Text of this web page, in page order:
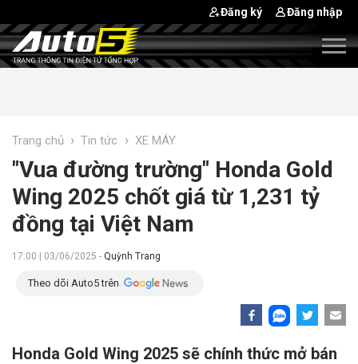
Đăng ký Đăng nhập
Trang chủ › Tin tức › XE MÁY
"Vua đường trường" Honda Gold
Wing 2025 chốt giá từ 1,231 tỷ
đồng tại Việt Nam
17:00 | 03/06/2025 - Quỳnh Trang
Theo dõi Auto5 trên
Honda Gold Wing 2025 sẽ chính thức mở bán